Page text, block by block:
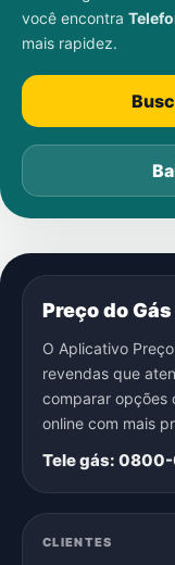
você encontra
mais rapidez.
Preço do Gás
O Aplicativo
revendas que
comparar opções
online com mais
Tele gás:
CLIENTES